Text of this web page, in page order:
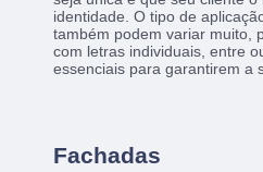
identidade. O tipo de
também podem variar muito,
com letras individuais, entre
essenciais para garantirem a
Fachadas